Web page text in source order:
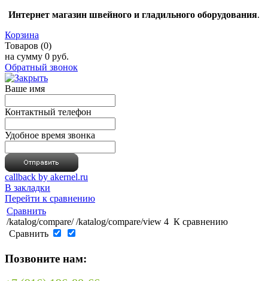
Интернет магазин швейного и гладильного оборудования.
Корзина
Товаров (0)
на сумму 0 руб.
Обратный звонок
Ваше имя
Контактный телефон
Удобное время звонка
callback by akernel.ru
В закладки
Перейти к сравнению
Сравнить
/katalog/compare/ /katalog/compare/view 4 К сравнению
Сравнить
Позвоните нам: